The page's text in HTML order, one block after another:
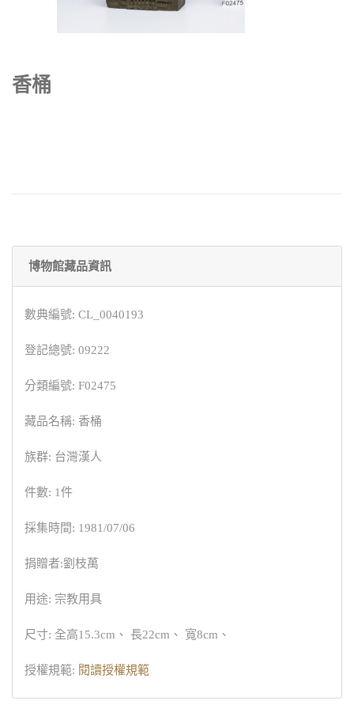
香桶
博物館藏品資訊
數典編號: CL_0040193
登記總號: 09222
分類編號: F02475
藏品名稱: 香桶
族群: 台灣漢人
件數: 1件
採集時間: 1981/07/06
捐贈者:劉枝萬
用途: 宗教用具
尺寸: 全高15.3cm、 長22cm、 寬8cm、
授權規範: 閱讀授權規範